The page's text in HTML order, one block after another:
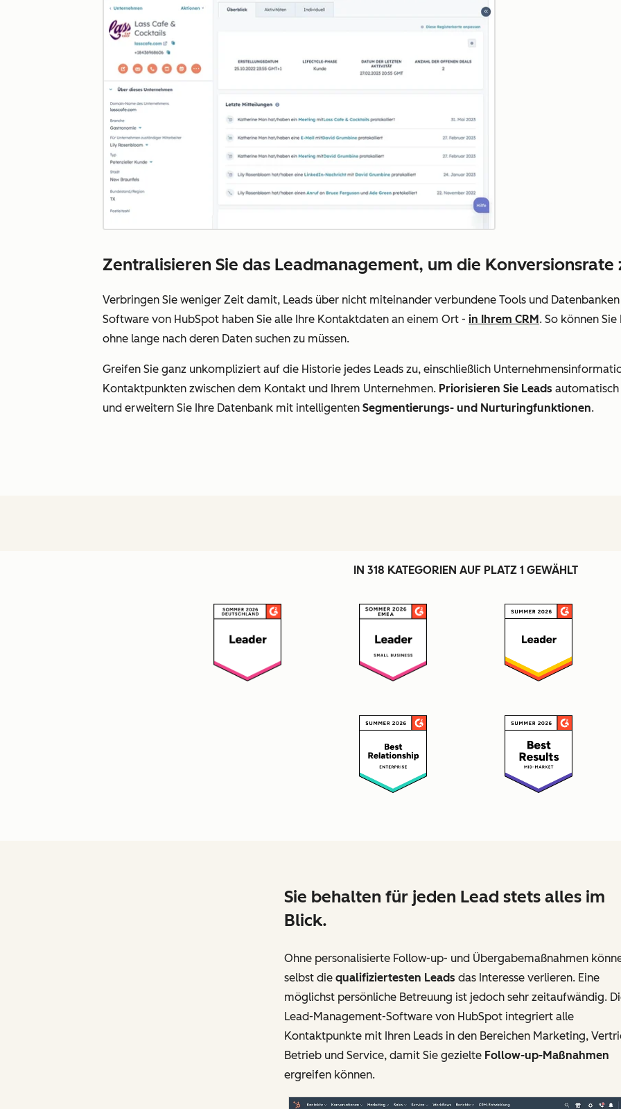
Zentralisieren Sie das Leadmanagement, um die Konversionsrate
Verbringen Sie weniger Zeit damit, Leads über nicht miteinander verbundene Tools und
Software von HubSpot haben Sie alle Ihre Kontaktdaten an einem Ort - in Ihrem CRM. So können
ohne lange nach deren Daten suchen zu müssen.
Greifen Sie ganz unkompliziert auf die Historie jedes Leads zu, einschließlich
Kontaktpunkten zwischen dem Kontakt und Ihrem Unternehmen. Priorisieren Sie Leads
und erweitern Sie Ihre Datenbank mit intelligenten Segmentierungs- und Nurturingfunktionen.
IN 318 KATEGORIEN AUF PLATZ 1 GEWÄHLT
Sie behalten für jeden Lead stets alles im
Blick.
Ohne personalisierte Follow-up- und Übergabemaßnahmen
selbst die qualifiziertesten Leads das Interesse verlieren. Eine
möglichst persönliche Betreuung ist jedoch sehr zeitaufwändig.
Lead-Management-Software von HubSpot integriert alle
Kontaktpunkte mit Ihren Leads in den Bereichen Marketing,
Betrieb und Service, damit Sie gezielte Follow-up-Maßnahmen
ergreifen können.